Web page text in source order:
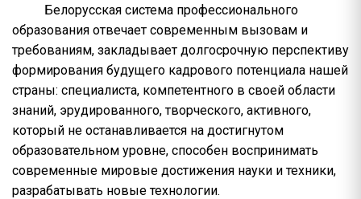
Белорусская система профессионального
образования отвечает современным вызовам и
требованиям, закладывает долгосрочную перспективу
формирования будущего кадрового потенциала нашей
страны: специалиста, компетентного в своей области
знаний, эрудированного, творческого, активного,
который не останавливается на достигнутом
образовательном уровне, способен воспринимать
современные мировые достижения науки и техники,
разрабатывать новые технологии.